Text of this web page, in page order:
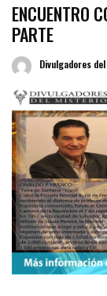
ENCUENTRO
PARTE
Divulgadores